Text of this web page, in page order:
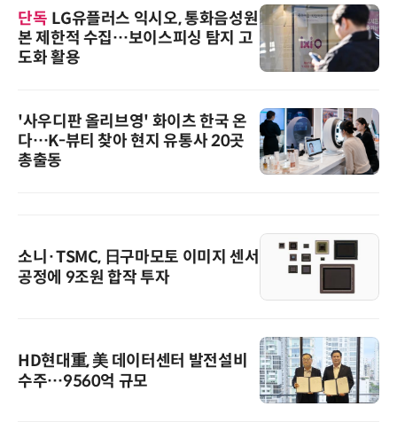
단독 LG유플러스 익시오, 통화음성원
본 제한적 수집…보이스피싱 탐지 고
도화 활용
'사우디판 올리브영' 화이츠 한국 온
다…K-뷰티 찾아 현지 유통사 20곳
총출동
소니·TSMC, 日구마모토 이미지 센서
공정에 9조원 합작 투자
HD현대重, 美 데이터센터 발전설비
수주…9560억 규모